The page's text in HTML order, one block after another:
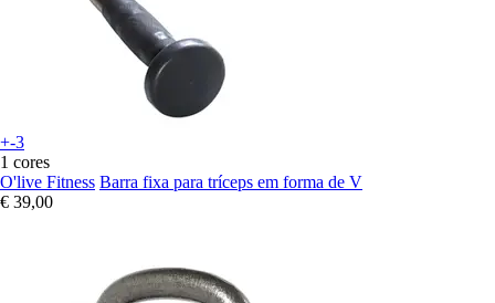
+-3
1 cores
O'live Fitness Barra fixa para tríceps em forma de V
€ 39,00